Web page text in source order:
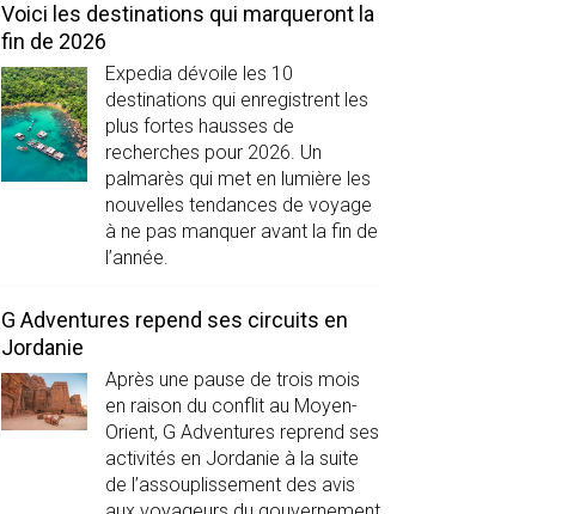
Voici les destinations qui marqueront la
fin de 2026
Expedia dévoile les 10
destinations qui enregistrent les
plus fortes hausses de
recherches pour 2026. Un
palmarès qui met en lumière les
nouvelles tendances de voyage
à ne pas manquer avant la fin de
l’année.
G Adventures repend ses circuits en
Jordanie
Après une pause de trois mois
en raison du conflit au Moyen-
Orient, G Adventures reprend ses
activités en Jordanie à la suite
de l’assouplissement des avis